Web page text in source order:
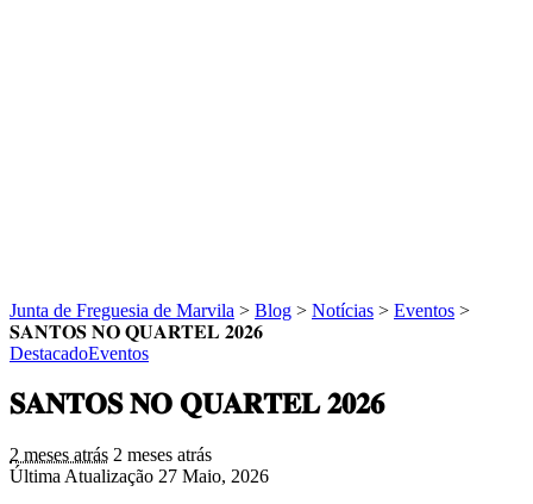
Junta de Freguesia de Marvila > Blog > Notícias > Eventos >
𝐒𝐀𝐍𝐓𝐎𝐒 𝐍𝐎 𝐐𝐔𝐀𝐑𝐓𝐄𝐋 𝟐𝟎𝟐𝟔
DestacadoEventos
𝐒𝐀𝐍𝐓𝐎𝐒 𝐍𝐎 𝐐𝐔𝐀𝐑𝐓𝐄𝐋 𝟐𝟎𝟐𝟔
2 meses atrás 2 meses atrás
Última Atualização 27 Maio, 2026